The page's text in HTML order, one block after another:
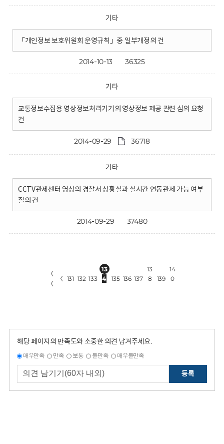
기타
「개인정보 보호위원회 운영규칙」중 일부개정의 건
2014-10-13 36325
기타
교통정보수집용 영상정보처리기기의 영상정보 제공 관련 심의 요청
건
2014-09-29 36718
기타
CCTV관제센터 영상의 경찰서 상황실과 실시간 연동관제 가능 여부
질의 건
2014-09-29 37480
〈
〈
〈 131 132 133
13
4
135 136 137
13
8
139
14
0
해당 페이지의 만족도와 소중한 의견 남겨주세요.
매우만족 만족 보통 불만족 매우불만족
등록